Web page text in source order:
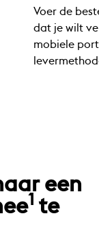
Voer de
dat je wilt
mobiele
een
1 te